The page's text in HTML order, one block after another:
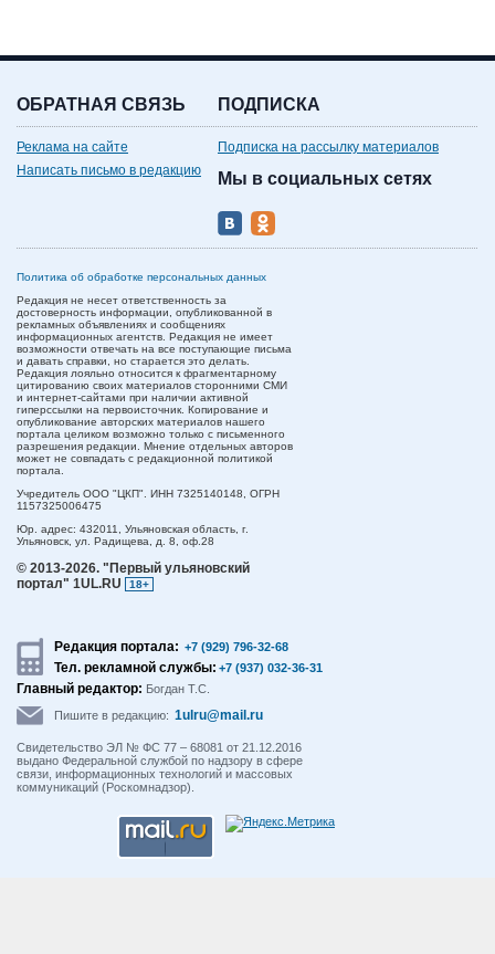
ОБРАТНАЯ СВЯЗЬ
Реклама на сайте
Написать письмо в редакцию
ПОДПИСКА
Подписка на рассылку материалов
Мы в социальных сетях
Политика об обработке персональных данных
Редакция не несет ответственность за
достоверность информации, опубликованной в
рекламных объявлениях и сообщениях
информационных агентств. Редакция не имеет
возможности отвечать на все поступающие письма
и давать справки, но старается это делать.
Редакция лояльно относится к фрагментарному
цитированию своих материалов сторонними СМИ
и интернет-сайтами при наличии активной
гиперссылки на первоисточник. Копирование и
опубликование авторских материалов нашего
портала целиком возможно только с письменного
разрешения редакции. Мнение отдельных авторов
может не совпадать с редакционной политикой
портала.
Учредитель ООО "ЦКП". ИНН 7325140148, ОГРН
1157325006475
Юр. адрес: 432011, Ульяновская область, г.
Ульяновск, ул. Радищева, д. 8, оф.28
© 2013-2026. "Первый ульяновский
портал" 1UL.RU
18+
Редакция портала: +7 (929) 796-32-68
Тел. рекламной службы: +7 (937) 032-36-31
Главный редактор: Богдан Т.С.
Пишите в редакцию: 1ulru@mail.ru
Свидетельство ЭЛ № ФС 77 – 68081 от 21.12.2016
выдано Федеральной службой по надзору в сфере
связи, информационных технологий и массовых
коммуникаций (Роскомнадзор).